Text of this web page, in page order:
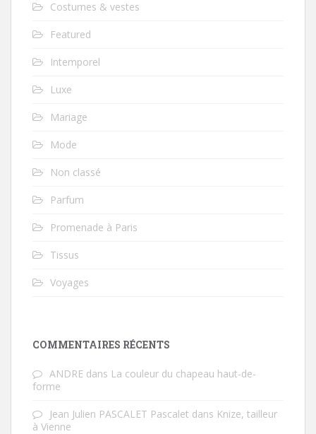
Costumes & vestes
Featured
Intemporel
Luxe
Mariage
Mode
Non classé
Parfum
Promenade à Paris
Tissus
Voyages
COMMENTAIRES RÉCENTS
ANDRE dans La couleur du chapeau haut-de-
forme
Jean Julien PASCALET Pascalet dans Knize, tailleur
à Vienne